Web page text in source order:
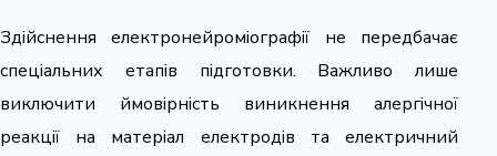
Здійснення електронейроміографії не передбачає
спеціальних етапів підготовки. Важливо лише
виключити ймовірність виникнення алергічної
реакції на матеріал електродів та електричний